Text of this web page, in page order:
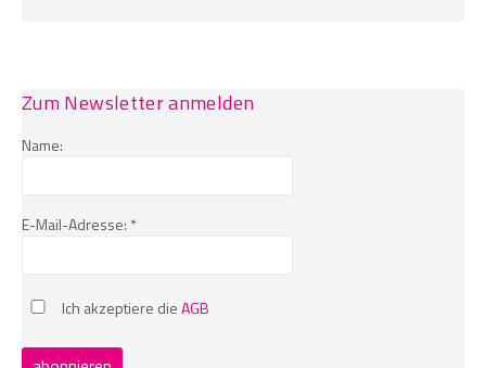
Zum Newsletter anmelden
Name:
E-Mail-Adresse: *
Ich akzeptiere dieAGB